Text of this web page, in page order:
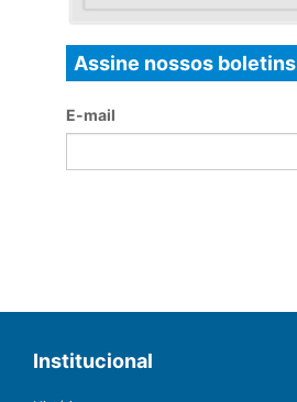
Assine nossos boletins
E-mail
Institucional